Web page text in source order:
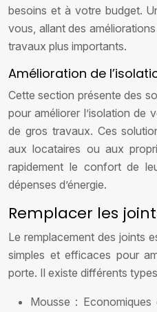
besoins et à votre budget.
vous, allant des
travaux plus importants.
Amélioration de
Cette section présente des
pour améliorer l’isolation de
de gros travaux. Ces
aux locataires ou aux
rapidement le confort de
dépenses d’énergie.
Remplacer les
Le remplacement des joints
simples et efficaces pour
porte. Il existe différents
Mousse :